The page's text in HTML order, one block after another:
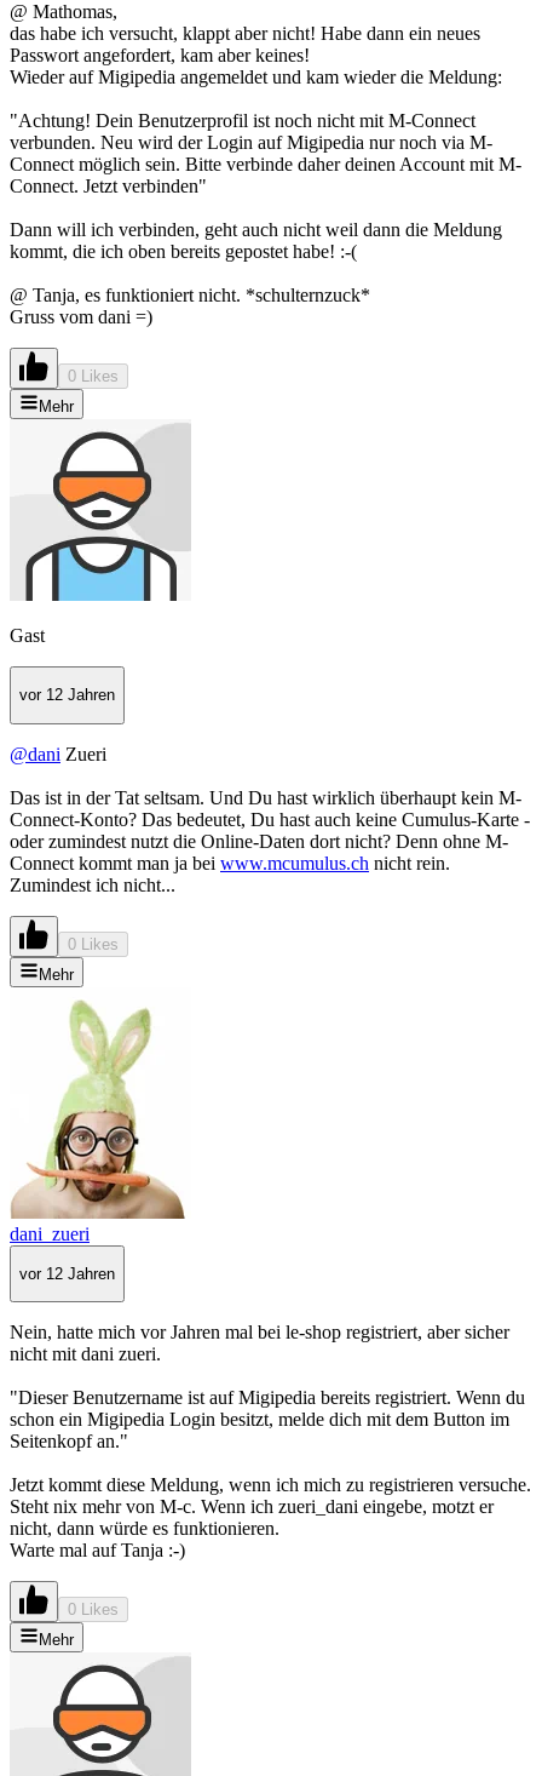
@ Mathomas,
das habe ich versucht, klappt aber nicht! Habe dann ein neues
Passwort angefordert, kam aber keines!
Wieder auf Migipedia angemeldet und kam wieder die Meldung:
"Achtung! Dein Benutzerprofil ist noch nicht mit M-Connect
verbunden. Neu wird der Login auf Migipedia nur noch via M-
Connect möglich sein. Bitte verbinde daher deinen Account mit M-
Connect. Jetzt verbinden"
Dann will ich verbinden, geht auch nicht weil dann die Meldung
kommt, die ich oben bereits gepostet habe! :-(
@ Tanja, es funktioniert nicht. *schulternzuck*
Gruss vom dani =)
0 Likes
Mehr
Gast
vor 12 Jahren
@dani Zueri
Das ist in der Tat seltsam. Und Du hast wirklich überhaupt kein M-
Connect-Konto? Das bedeutet, Du hast auch keine Cumulus-Karte -
oder zumindest nutzt die Online-Daten dort nicht? Denn ohne M-
Connect kommt man ja bei www.mcumulus.ch nicht rein.
Zumindest ich nicht...
0 Likes
Mehr
dani_zueri
vor 12 Jahren
Nein, hatte mich vor Jahren mal bei le-shop registriert, aber sicher
nicht mit dani zueri.
"Dieser Benutzername ist auf Migipedia bereits registriert. Wenn du
schon ein Migipedia Login besitzt, melde dich mit dem Button im
Seitenkopf an."
Jetzt kommt diese Meldung, wenn ich mich zu registrieren versuche.
Steht nix mehr von M-c. Wenn ich zueri_dani eingebe, motzt er
nicht, dann würde es funktionieren.
Warte mal auf Tanja :-)
0 Likes
Mehr